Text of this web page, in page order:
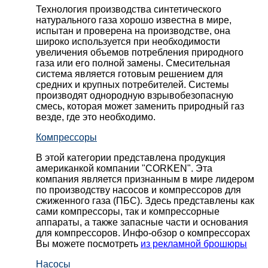
Технология производства синтетического
натурального газа хорошо известна в мире,
испытан и проверена на производстве, она
широко используется при необходимости
увеличения объемов потребления природного
газа или его полной замены. Смесительная
система является готовым решением для
средних и крупных потребителей. Системы
производят однородную взрывобезопасную
смесь, которая может заменить природный газ
везде, где это необходимо.
Компрессоры
В этой категории представлена продукция
американкой компании "CORKEN". Эта
компания является признанным в мире лидером
по производству насосов и компрессоров для
сжиженного газа (ПБС). Здесь представлены как
сами компрессоры, так и компрессорные
аппараты, а также запасные части и основания
для компрессоров. Инфо-обзор о компрессорах
Вы можете посмотреть из рекламной брошюры
Насосы